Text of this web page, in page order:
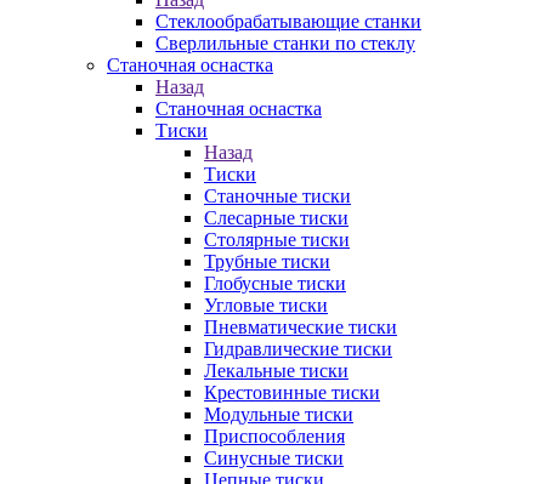
Стеклообрабатывающие станки
Сверлильные станки по стеклу
Станочная оснастка
Назад
Станочная оснастка
Тиски
Назад
Тиски
Станочные тиски
Слесарные тиски
Столярные тиски
Трубные тиски
Глобусные тиски
Угловые тиски
Пневматические тиски
Гидравлические тиски
Лекальные тиски
Крестовинные тиски
Модульные тиски
Приспособления
Синусные тиски
Цепные тиски